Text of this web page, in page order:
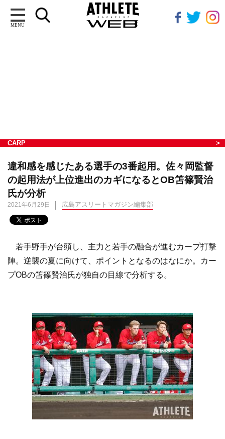
MENU
CARP
違和感を感じたある選手の3番起用。佐々岡監督
の起用法が上位進出のカギになるとOB笘篠賢治
氏が分析
2021年6月29日 広島アスリートマガジン編集部
若手野手が台頭し、主力と若手の融合が進むカープ打撃
陣。逆襲の夏に向けて、ポイントとなるのはなにか。カー
プOBの笘篠賢治氏が独自の目線で分析する。